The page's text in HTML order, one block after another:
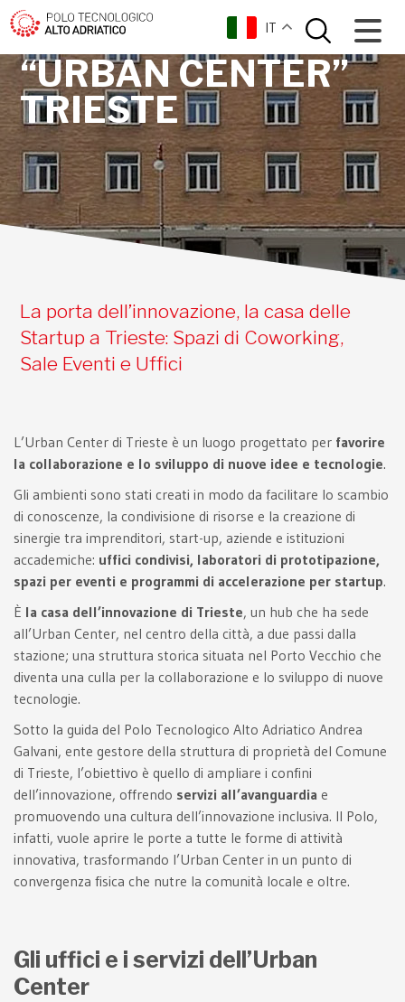
IT
SEDI
“URBAN CENTER”
TRIESTE
La porta dell’innovazione, la casa delle
Startup a Trieste: Spazi di Coworking,
Sale Eventi e Uffici
L’Urban Center di Trieste è un luogo progettato per favorire
la collaborazione e lo sviluppo di nuove idee e tecnologie.
Gli ambienti sono stati creati in modo da facilitare lo scambio
di conoscenze, la condivisione di risorse e la creazione di
sinergie tra imprenditori, start-up, aziende e istituzioni
accademiche: uffici condivisi, laboratori di prototipazione,
spazi per eventi e programmi di accelerazione per startup.
È la casa dell’innovazione di Trieste, un hub che ha sede
all’Urban Center, nel centro della città, a due passi dalla
stazione; una struttura storica situata nel Porto Vecchio che
diventa una culla per la collaborazione e lo sviluppo di nuove
tecnologie.
Sotto la guida del Polo Tecnologico Alto Adriatico Andrea
Galvani, ente gestore della struttura di proprietà del Comune
di Trieste, l’obiettivo è quello di ampliare i confini
dell’innovazione, offrendo servizi all’avanguardia e
promuovendo una cultura dell’innovazione inclusiva. Il Polo,
infatti, vuole aprire le porte a tutte le forme di attività
innovativa, trasformando l’Urban Center in un punto di
convergenza fisica che nutre la comunità locale e oltre.
Gli uffici e i servizi dell’Urban
Center